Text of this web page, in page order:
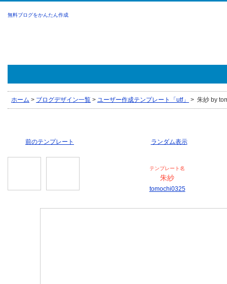
無料ブログをかんたん作成
ホーム > ブログデザイン一覧 > ユーザー作成テンプレート「utf」 > 朱紗 by
前のテンプレート ランダム表示
テンプレート名
朱紗
tomochi0325